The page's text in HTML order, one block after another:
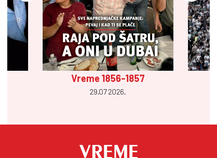
Vreme 1856-1857
29.07 2026.